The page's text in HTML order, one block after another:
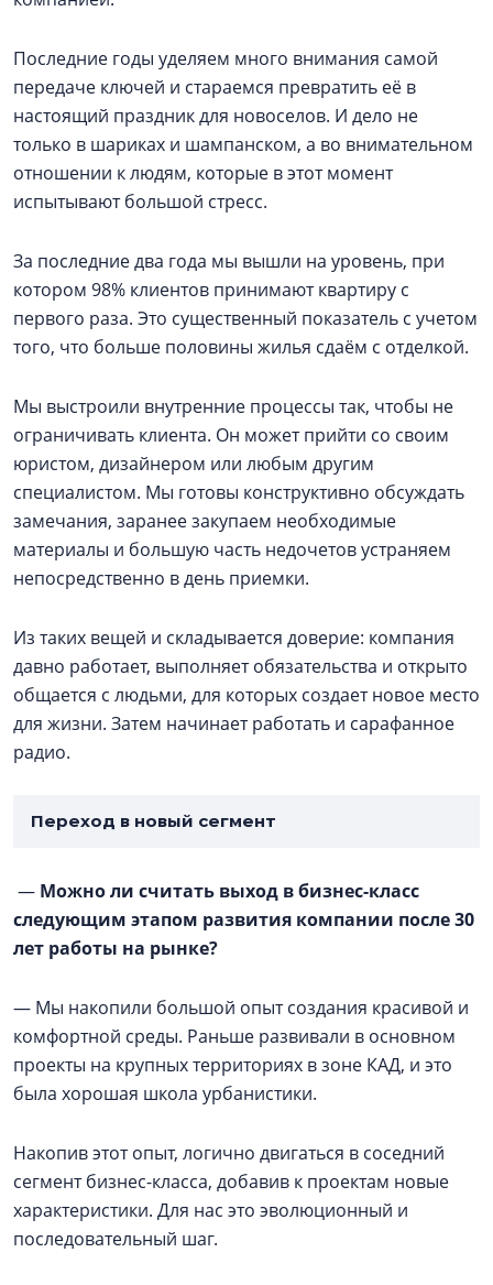
Последние годы уделяем много внимания самой
передаче ключей и стараемся превратить её в
настоящий праздник для новоселов. И дело не
только в шариках и шампанском, а во внимательном
отношении к людям, которые в этот момент
испытывают большой стресс.
За последние два года мы вышли на уровень, при
котором 98% клиентов принимают квартиру с
первого раза. Это существенный показатель с учетом
того, что больше половины жилья сдаём с отделкой.
Мы выстроили внутренние процессы так, чтобы не
ограничивать клиента. Он может прийти со своим
юристом, дизайнером или любым другим
специалистом. Мы готовы конструктивно обсуждать
замечания, заранее закупаем необходимые
материалы и большую часть недочетов устраняем
непосредственно в день приемки.
Из таких вещей и складывается доверие: компания
давно работает, выполняет обязательства и открыто
общается с людьми, для которых создает новое место
для жизни. Затем начинает работать и сарафанное
радио.
Переход в новый сегмент
— Можно ли считать выход в бизнес-класс
следующим этапом развития компании после 30
лет работы на рынке?
— Мы накопили большой опыт создания красивой и
комфортной среды. Раньше развивали в основном
проекты на крупных территориях в зоне КАД, и это
была хорошая школа урбанистики.
Накопив этот опыт, логично двигаться в соседний
сегмент бизнес-класса, добавив к проектам новые
характеристики. Для нас это эволюционный и
последовательный шаг.